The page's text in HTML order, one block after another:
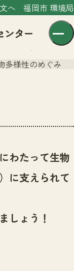
へ 福岡市 環境局
多様性のめぐみ
わたって生物
に支えられて
しょう！